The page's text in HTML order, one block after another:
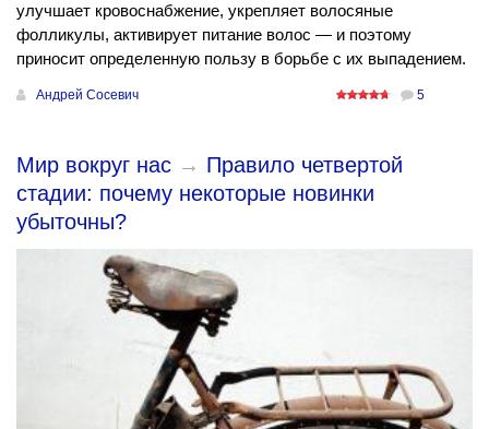
улучшает кровоснабжение, укрепляет волосяные
фолликулы, активирует питание волос — и поэтому
приносит определенную пользу в борьбе с их выпадением.
Андрей Сосевич 5
Мир вокруг нас → Правило четвертой
стадии: почему некоторые новинки
убыточны?